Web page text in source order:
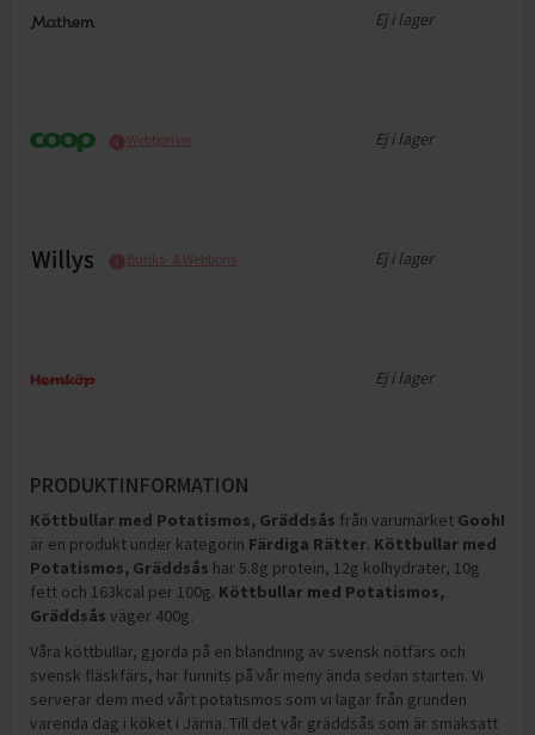
Ej i lager
Webbpriser Ej i lager
Butiks- & Webbpris Ej i lager
Ej i lager
PRODUKTINFORMATION
Köttbullar med Potatismos, Gräddsås från varumärket Gooh!
är en produkt under kategorin Färdiga Rätter. Köttbullar med
Potatismos, Gräddsås har 5.8g protein, 12g kolhydrater, 10g
fett och 163kcal per 100g. Köttbullar med Potatismos,
Gräddsås väger 400g.
Våra köttbullar, gjorda på en blandning av svensk nötfärs och
svensk fläskfärs, har funnits på vår meny ända sedan starten. Vi
serverar dem med vårt potatismos som vi lagar från grunden
varenda dag i köket i Järna. Till det vår gräddsås som är smaksatt